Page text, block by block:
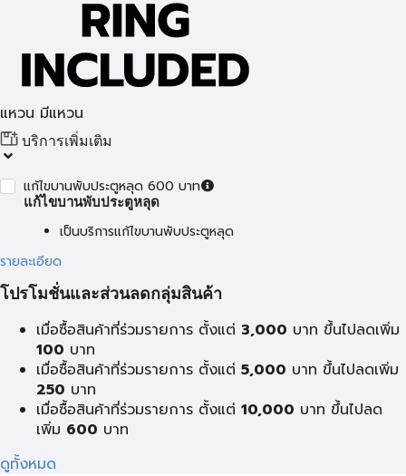
แหวน มีแหวน
บริการเพิ่มเติม
แก้ไขบานพับประตูหลุด 600 บาท
แก้ไขบานพับประตูหลุด
เป็นบริการแก้ไขบานพับประตูหลุด
รายละเอียด
โปรโมชั่นและส่วนลดกลุ่มสินค้า
เมื่อซื้อสินค้าที่ร่วมรายการ ตั้งแต่ 3,000 บาท ขึ้นไปลดเพิ่ม
100 บาท
เมื่อซื้อสินค้าที่ร่วมรายการ ตั้งแต่ 5,000 บาท ขึ้นไปลดเพิ่ม
250 บาท
เมื่อซื้อสินค้าที่ร่วมรายการ ตั้งแต่ 10,000 บาท ขึ้นไปลด
เพิ่ม 600 บาท
ดูทั้งหมด